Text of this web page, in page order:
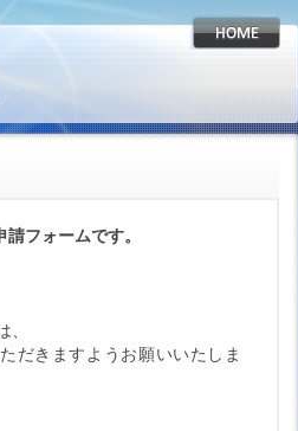
フォームです。
だきますようお願いいたしま